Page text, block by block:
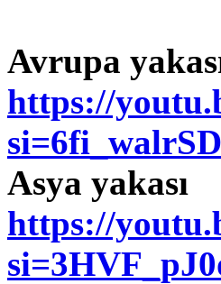
Avrupa
https://
Asya yakası
https://